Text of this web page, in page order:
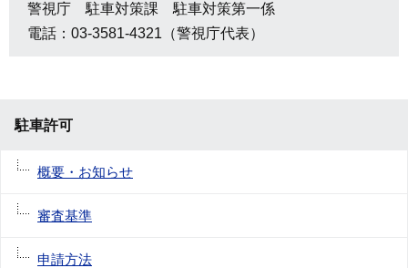
警視庁 駐車対策課 駐車対策第一係
電話：03-3581-4321（警視庁代表）
駐車許可
概要・お知らせ
審査基準
申請方法